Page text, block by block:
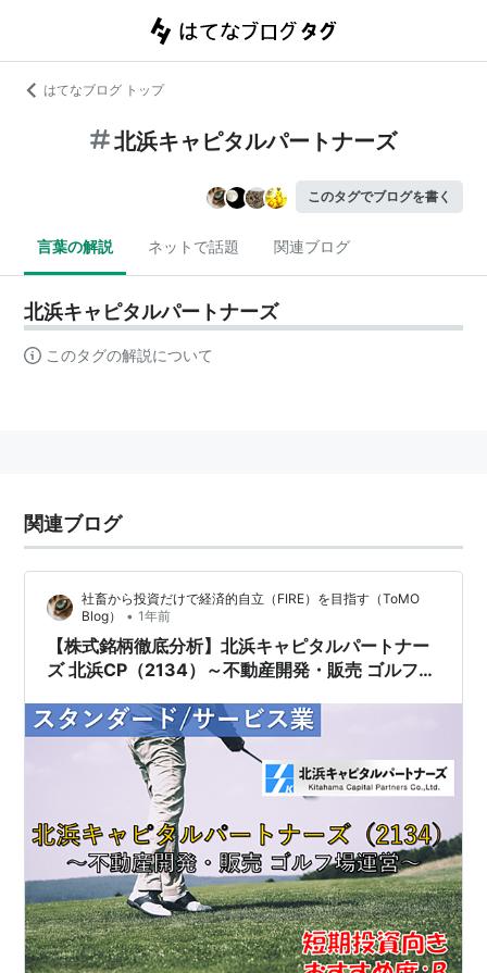
はてなブログ トップ
北浜キャピタルパートナーズ
このタグでブログを書く
言葉の解説 ネットで話題 関連ブログ
北浜キャピタルパートナーズ
このタグの解説について
関連ブログ
社畜から投資だけで経済的自立（FIRE）を目指す（ToMO
Blog）
• 1年前
【株式銘柄徹底分析】北浜キャピタルパートナー
ズ 北浜CP（2134）～不動産開発・販売 ゴルフ場